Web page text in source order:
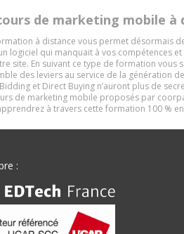
de marketing mobile
à distance vous permet désormais
logiciel qui manquait à vos compétences
site. En suivant ce type de formation
des leviers au service de la génération
et Direct Buying n’auront plus de
de marketing mobile proposés par
à travers cette formation 100 %
: